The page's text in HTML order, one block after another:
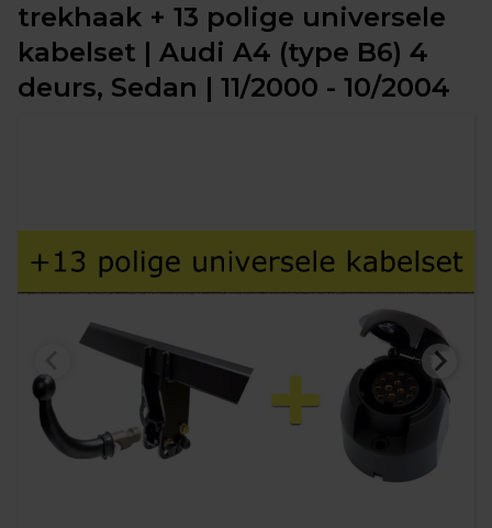
trekhaak + 13 polige universele
kabelset | Audi A4 (type B6) 4
deurs, Sedan | 11/2000 - 10/2004